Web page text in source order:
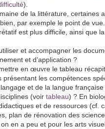
).
de la littérature, certaines
par exemple le point de
est plus difficile, ainsi que
et accompagner les
et d’application ?
en œuvre le tableau
présentant les compétences
et de la langue
(voir tableau) ? En
et de ressources (cf.
plan de rénovation des
en a peu et pour les arts